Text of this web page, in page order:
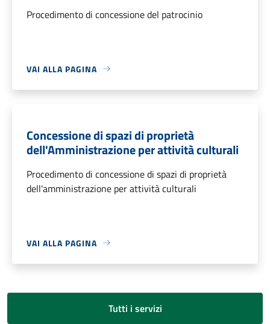
Procedimento di concessione del patrocinio
VAI ALLA PAGINA
Concessione di spazi di proprietà
dell'Amministrazione per attività culturali
Procedimento di concessione di spazi di proprietà
dell'amministrazione per attività culturali
VAI ALLA PAGINA
Tutti i servizi